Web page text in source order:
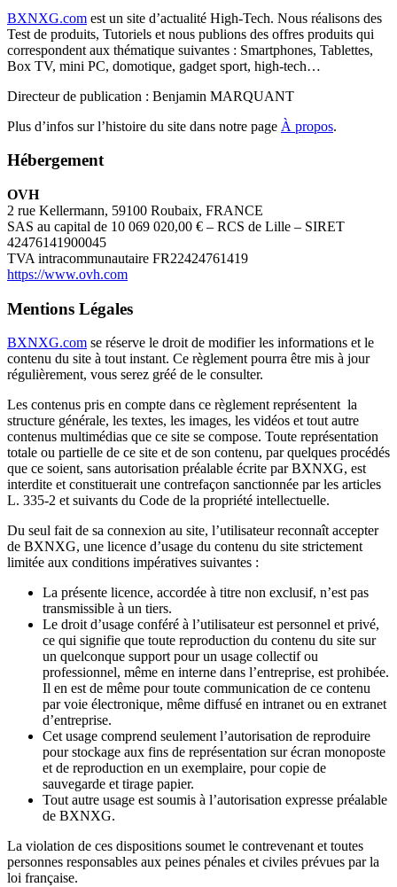
BXNXG.com est un site d’actualité High-Tech. Nous réalisons des
Test de produits, Tutoriels et nous publions des offres produits qui
correspondent aux thématique suivantes : Smartphones, Tablettes,
Box TV, mini PC, domotique, gadget sport, high-tech…
Directeur de publication : Benjamin MARQUANT
Plus d’infos sur l’histoire du site dans notre page À propos.
Hébergement
OVH
2 rue Kellermann, 59100 Roubaix, FRANCE
SAS au capital de 10 069 020,00 € – RCS de Lille – SIRET
42476141900045
TVA intracommunautaire FR22424761419
https://www.ovh.com
Mentions Légales
BXNXG.com se réserve le droit de modifier les informations et le
contenu du site à tout instant. Ce règlement pourra être mis à jour
régulièrement, vous serez gréé de le consulter.
Les contenus pris en compte dans ce règlement représentent la
structure générale, les textes, les images, les vidéos et tout autre
contenus multimédias que ce site se compose. Toute représentation
totale ou partielle de ce site et de son contenu, par quelques procédés
que ce soient, sans autorisation préalable écrite par BXNXG, est
interdite et constituerait une contrefaçon sanctionnée par les articles
L. 335-2 et suivants du Code de la propriété intellectuelle.
Du seul fait de sa connexion au site, l’utilisateur reconnaît accepter
de BXNXG, une licence d’usage du contenu du site strictement
limitée aux conditions impératives suivantes :
La présente licence, accordée à titre non exclusif, n’est pas
transmissible à un tiers.
Le droit d’usage conféré à l’utilisateur est personnel et privé,
ce qui signifie que toute reproduction du contenu du site sur
un quelconque support pour un usage collectif ou
professionnel, même en interne dans l’entreprise, est prohibée.
Il en est de même pour toute communication de ce contenu
par voie électronique, même diffusé en intranet ou en extranet
d’entreprise.
Cet usage comprend seulement l’autorisation de reproduire
pour stockage aux fins de représentation sur écran monoposte
et de reproduction en un exemplaire, pour copie de
sauvegarde et tirage papier.
Tout autre usage est soumis à l’autorisation expresse préalable
de BXNXG.
La violation de ces dispositions soumet le contrevenant et toutes
personnes responsables aux peines pénales et civiles prévues par la
loi française.